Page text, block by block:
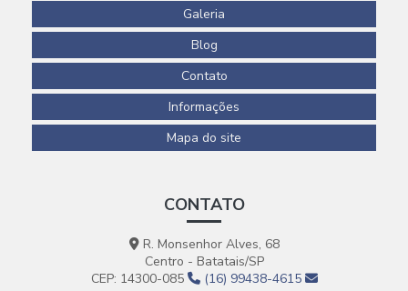
Galeria
Blog
Contato
Informações
Mapa do site
CONTATO
R. Monsenhor Alves, 68
Centro - Batatais/SP
CEP: 14300-085
(16) 99438-4615